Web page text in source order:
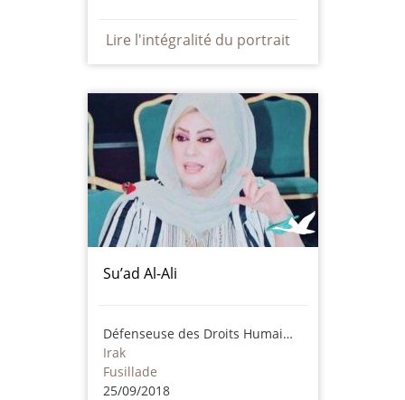
Lire l'intégralité du portrait
Su’ad Al-Ali
Défenseuse des Droits Humains
Irak
Fusillade
25/09/2018